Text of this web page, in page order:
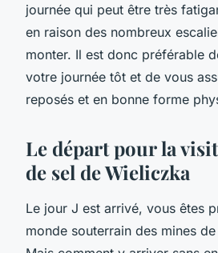
journée qui peut être très
en raison des nombreux
monter. Il est donc préférable
votre journée tôt et de vous
reposés et en bonne forme
Le départ pour la
de sel de Wieliczka
Le jour J est arrivé, vous êtes
monde souterrain des mines